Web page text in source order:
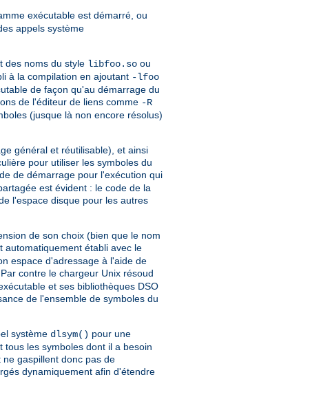
exécutable est démarré, ou
appels système
des noms du style libfoo.so ou
à la compilation en ajoutant -lfoo
de façon qu'au démarrage du
de l'éditeur de liens comme -R
(jusque là non encore résolus)
général et réutilisable), et ainsi
pour utiliser les symboles du
de démarrage pour l'exécution qui
est évident : le code de la
l'espace disque pour les autres
de son choix (bien que le nom
automatiquement établi avec le
espace d'adressage à l'aide de
contre le chargeur Unix résoud
et ses bibliothèques DSO
de l'ensemble de symboles du
système dlsym() pour une
les symboles dont il a besoin
gaspillent donc pas de
dynamiquement afin d'étendre